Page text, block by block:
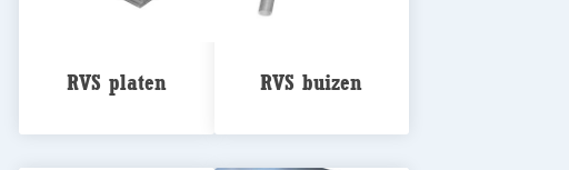
RVS platen RVS buizen